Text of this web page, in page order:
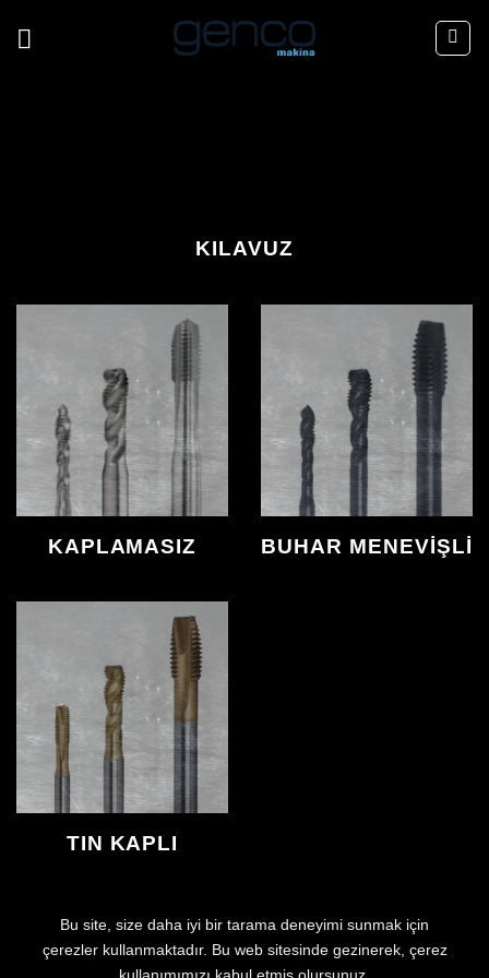
KILAVUZ
KAPLAMASIZ BUHAR MENEVIŞLI
TIN KAPLI
Bu site, size daha iyi bir tarama deneyimi sunmak için
çerezler kullanmaktadır. Bu web sitesinde gezinerek, çerez